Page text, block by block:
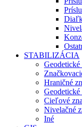
STABILIZÁCIA
Hraničné
Cieľové
Nivelačné
Iné